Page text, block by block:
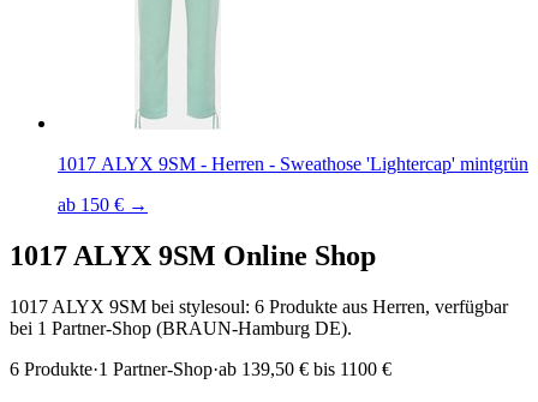
1017 ALYX 9SM - Herren - Sweathose 'Lightercap' mintgrün
ab 150 € →
1017 ALYX 9SM Online Shop
1017 ALYX 9SM bei stylesoul: 6 Produkte aus Herren, verfügbar
bei 1 Partner-Shop (BRAUN-Hamburg DE).
6 Produkte·1 Partner-Shop·ab 139,50 € bis 1100 €